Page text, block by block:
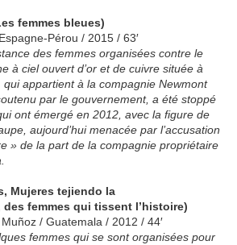
femmes bleues)
Pérou / 2015 / 63′
des femmes organisées contre le
à ciel ouvert d’or et de cuivre située à
appartient à la compagnie Newmont
par le gouvernement, a été stoppé
ont émergé en 2012, avec la figure de
aujourd’hui menacée par l’accusation
» de la part de la compagnie propriétaire
Mujeres tejiendo la
femmes qui tissent l’histoire)
/ Guatemala / 2012 / 44′
femmes qui se sont organisées pour